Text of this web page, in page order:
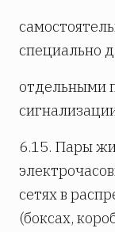
специально
отдельными
6.15. Пары
сетях в
(боксах,